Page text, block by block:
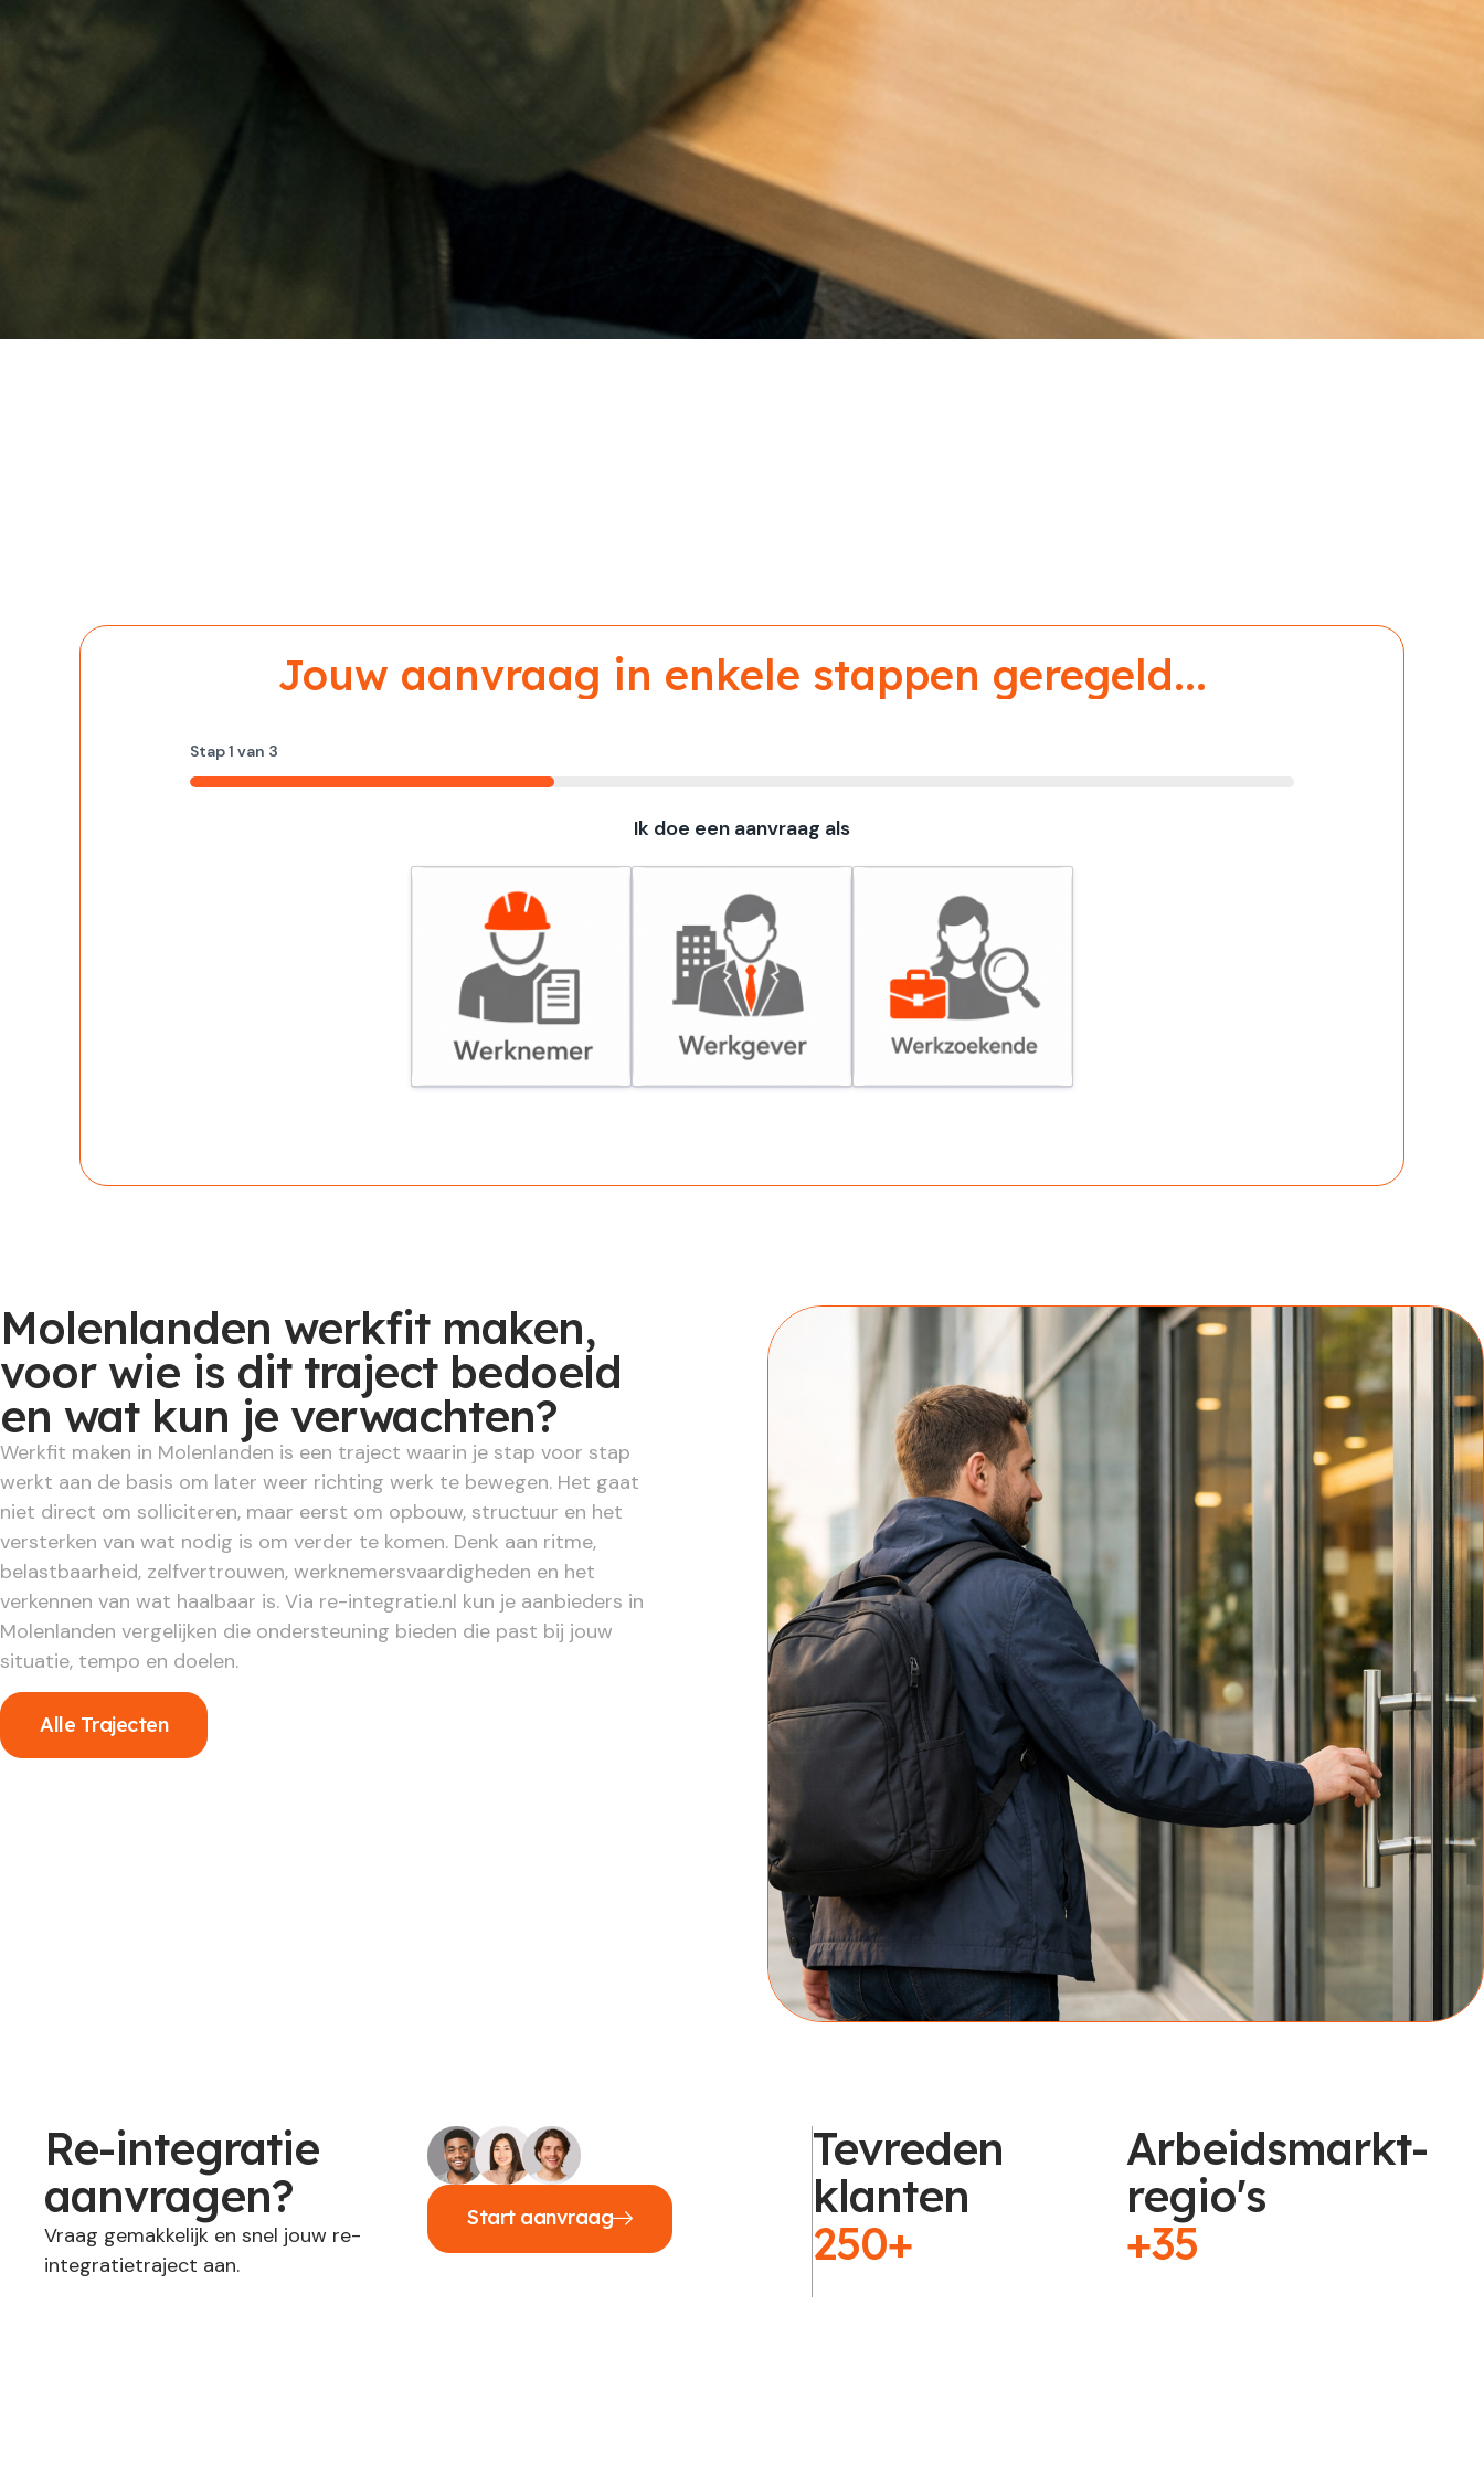
Jouw aanvraag in enkele stappen geregeld...
Stap1 van 3
33%
Ik doe een aanvraag als
Werknemer Werkgever Werkzoekende
Molenlanden werkfit maken,
voor wie is dit traject bedoeld
en wat kun je verwachten?
Werkfit maken in Molenlanden is een traject waarin je stap voor stap
werkt aan de basis om later weer richting werk te bewegen. Het gaat
niet direct om solliciteren, maar eerst om opbouw, structuur en het
versterken van wat nodig is om verder te komen. Denk aan ritme,
belastbaarheid, zelfvertrouwen, werknemersvaardigheden en het
verkennen van wat haalbaar is. Via re-integratie.nl kun je aanbieders in
Molenlanden vergelijken die ondersteuning bieden die past bij jouw
situatie, tempo en doelen.
Alle Trajecten
Re-integratie
aanvragen?
Vraag gemakkelijk en snel jouw re-
integratietraject aan.
Start aanvraag
Tevreden
klanten
250+
Arbeidsmarkt-
regio's
+35